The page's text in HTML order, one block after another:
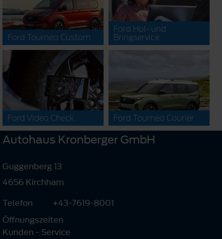
Ford Tourneo Custom
Ford Hol- und
Bringservice
Ford Video Check Ford Tourneo Courier
Autohaus Kronberger GmbH
Guggenberg 13
4656 Kirchham
Telefon
+43-7619-8001
Öffnungszeiten
Kunden - Service